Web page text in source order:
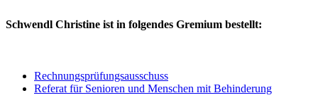
Schwendl Christine ist in folgendes Gremium bestellt:
Rechnungsprüfungsausschuss
Referat für Senioren und Menschen mit Behinderung